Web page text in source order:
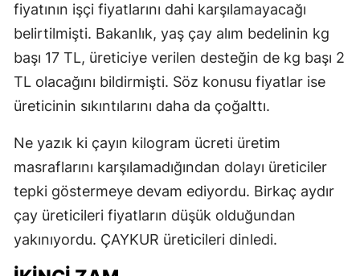
fiyatının işçi fiyatlarını dahi karşılamayacağı
belirtilmişti. Bakanlık, yaş çay alım bedelinin kg
başı 17 TL, üreticiye verilen desteğin de kg başı 2
TL olacağını bildirmişti. Söz konusu fiyatlar ise
üreticinin sıkıntılarını daha da çoğalttı.
Ne yazık ki çayın kilogram ücreti üretim
masraflarını karşılamadığından dolayı üreticiler
tepki göstermeye devam ediyordu. Birkaç aydır
çay üreticileri fiyatların düşük olduğundan
yakınıyordu. ÇAYKUR üreticileri dinledi.